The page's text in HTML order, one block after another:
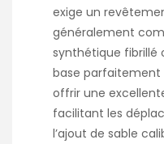
exige un
généralement
synthétique fibrillé
base parfaitement
offrir une
facilitant les
l’ajout de sable